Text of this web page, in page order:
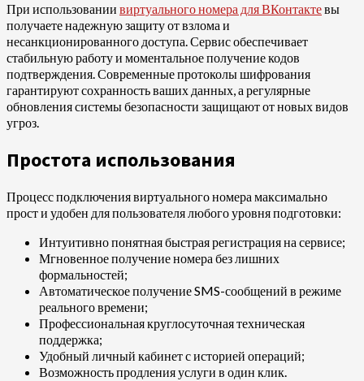
При использовании виртуального номера для ВКонтактевы
получаете надежную защиту от взлома и
несанкционированного доступа. Сервис обеспечивает
стабильную работу и моментальное получение кодов
подтверждения. Современные протоколы шифрования
гарантируют сохранность ваших данных, а регулярные
обновления системы безопасности защищают от новых видов
угроз.
Простота использования
Процесс подключения виртуального номера максимально
прост и удобен для пользователя любого уровня подготовки:
Интуитивно понятная быстрая регистрация на сервисе;
Мгновенное получение номера без лишних
формальностей;
Автоматическое получение SMS-сообщений в режиме
реального времени;
Профессиональная круглосуточная техническая
поддержка;
Удобный личный кабинет с историей операций;
Возможность продления услуги в один клик.